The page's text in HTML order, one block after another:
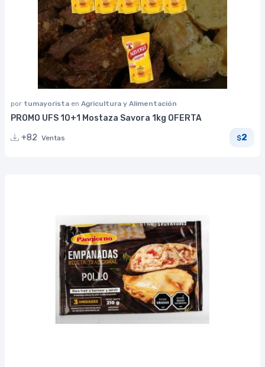
por tumayorista en Agricultura y Alimentación
PROMO UFS 10+1 Mostaza Savora 1kg OFERTA
+82 Ventas $2